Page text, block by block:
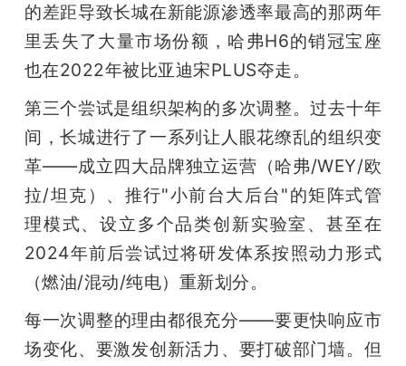
的差距导致长城在新能源渗透率最高的那两年
里丢失了大量市场份额，哈弗H6的销冠宝座
也在2022年被比亚迪宋PLUS夺走。
第三个尝试是组织架构的多次调整。过去十年
间，长城进行了一系列让人眼花缭乱的组织变
革——成立四大品牌独立运营（哈弗/WEY/欧
拉/坦克）、推行"小前台大后台"的矩阵式管
理模式、设立多个品类创新实验室、甚至在
2024年前后尝试过将研发体系按照动力形式
（燃油/混动/纯电）重新划分。
每一次调整的理由都很充分——要更快响应市
场变化、要激发创新活力、要打破部门墙。但